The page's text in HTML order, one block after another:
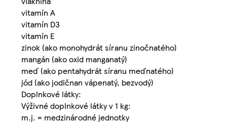
vitamín A
vitamín D3
vitamín E
zinok (ako monohydrát síranu zinočnatého)
mangán (ako oxid manganatý)
meď (ako pentahydrát síranu meďnatého)
jód (ako jodičnan vápenatý, bezvodý)
Doplnkové látky:
Výživné doplnkové látky v 1 kg:
m.j. = medzinárodné jednotky